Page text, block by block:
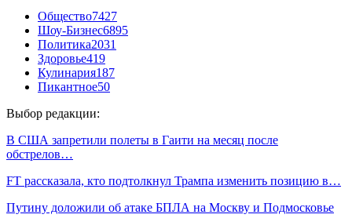
Общество7427
Шоу-Бизнес6895
Политика2031
Здоровье419
Кулинария187
Пикантное50
Выбор редакции:
В США запретили полеты в Гаити на месяц после
обстрелов…
FT рассказала, кто подтолкнул Трампа изменить позицию в…
Путину доложили об атаке БПЛА на Москву и Подмосковье